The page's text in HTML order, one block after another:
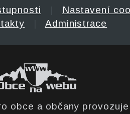
Nastavení
Administrace
obce a občany